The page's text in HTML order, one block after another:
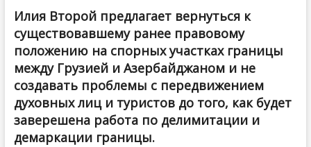
Илия Второй предлагает вернуться к
существовавшему ранее правовому
положению на спорных участках границы
между Грузией и Азербайджаном и не
создавать проблемы с передвижением
духовных лиц и туристов до того, как будет
заверешена работа по делимитации и
демаркации границы.